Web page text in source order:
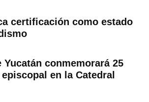
certificación como estado
Yucatán conmemorará 25
en la Catedral